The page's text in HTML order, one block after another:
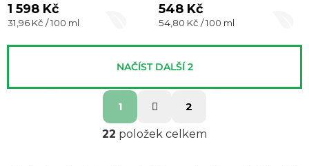
1 598 Kč
Měrná
31,96 Kč / 100 ml
548 Kč
Měrná
54,80 Kč / 100 ml
O
l
NAČÍST DALŠÍ 2
t
r
1 2
22 položek celkem